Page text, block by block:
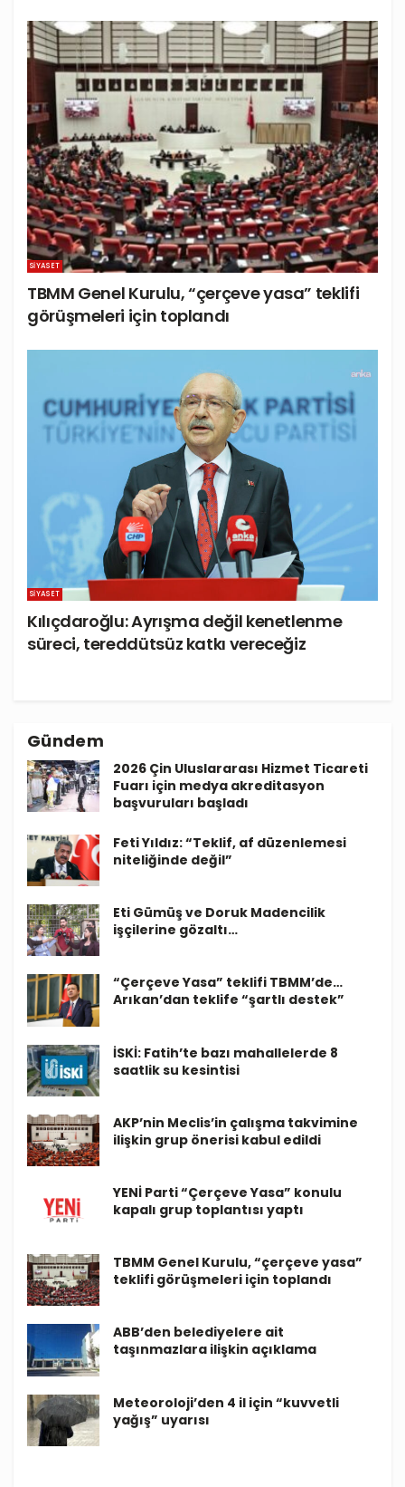
SIYASET
TBMM Genel Kurulu, “çerçeve yasa” teklifi
görüşmeleri için toplandı
SIYASET
Kılıçdaroğlu: Ayrışma değil kenetlenme
süreci, tereddütsüz katkı vereceğiz
Gündem
2026 Çin Uluslararası Hizmet Ticareti
Fuarı için medya akreditasyon
başvuruları başladı
Feti Yıldız: “Teklif, af düzenlemesi
niteliğinde değil”
Eti Gümüş ve Doruk Madencilik
işçilerine gözaltı…
“Çerçeve Yasa” teklifi TBMM’de…
Arıkan’dan teklife “şartlı destek”
İSKİ: Fatih’te bazı mahallelerde 8
saatlik su kesintisi
AKP’nin Meclis’in çalışma takvimine
ilişkin grup önerisi kabul edildi
YENİ Parti “Çerçeve Yasa” konulu
kapalı grup toplantısı yaptı
TBMM Genel Kurulu, “çerçeve yasa”
teklifi görüşmeleri için toplandı
ABB’den belediyelere ait
taşınmazlara ilişkin açıklama
Meteoroloji’den 4 il için “kuvvetli
yağış” uyarısı